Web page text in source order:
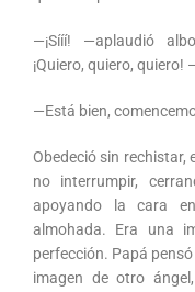
—¡Sííí! —aplaudió
¡Quiero, quiero,
—Está bien,
Obedeció sin rechistar,
no interrumpir,
apoyando la cara
almohada. Era una
perfección. Papá
imagen de otro